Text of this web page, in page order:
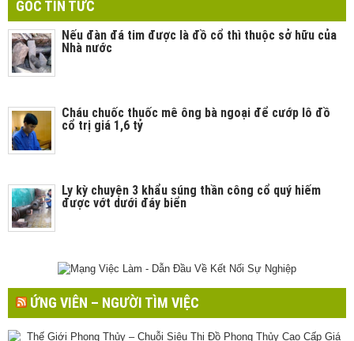
GÓC TIN TỨC
Nếu đàn đá tim được là đồ cổ thì thuộc sở hữu của
Nhà nước
Cháu chuốc thuốc mê ông bà ngoại để cướp lô đồ
cổ trị giá 1,6 tỷ
Ly kỳ chuyện 3 khẩu súng thần công cổ quý hiếm
được vớt dưới đáy biển
ỨNG VIÊN – NGƯỜI TÌM VIỆC